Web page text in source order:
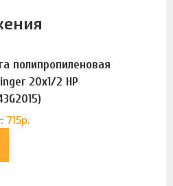
полипропиленовая
20х1/2 НР
715р.